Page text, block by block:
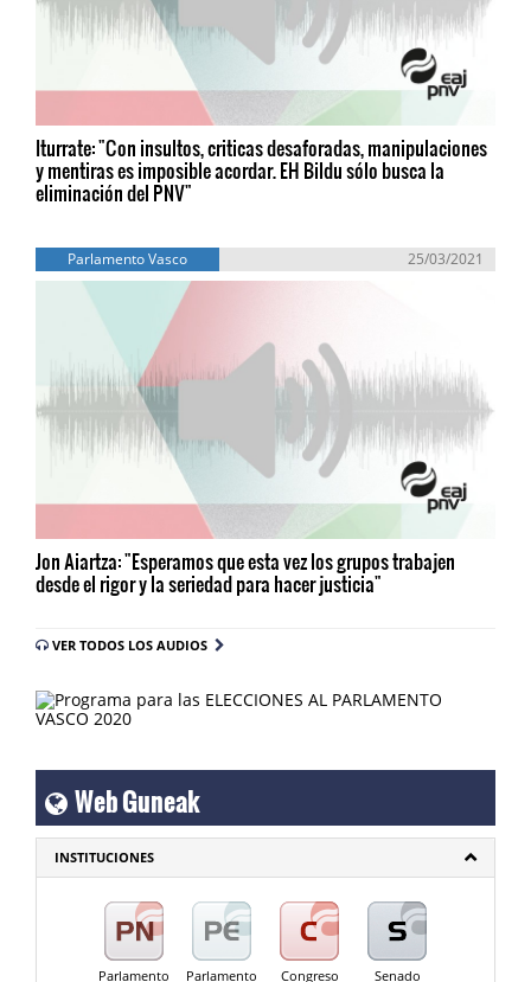
Iturrate: "Con insultos, criticas desaforadas, manipulaciones
y mentiras es imposible acordar. EH Bildu sólo busca la
eliminación del PNV"
Parlamento Vasco 25/03/2021
Jon Aiartza: "Esperamos que esta vez los grupos trabajen
desde el rigor y la seriedad para hacer justicia"
VER TODOS LOS AUDIOS
Web Guneak
INSTITUCIONES
Parlamento
Parlamento
Congreso Senado